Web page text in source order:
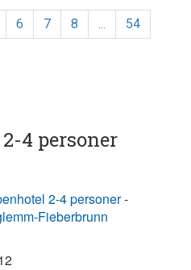
6 7 8 ...
54
4 personer
2-4 personer-
Fieberbrunn